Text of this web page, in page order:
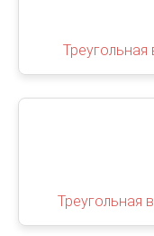
Треугольная
Треугольная